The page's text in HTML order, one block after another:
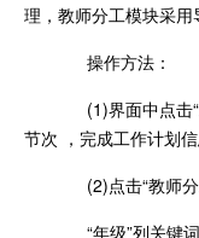
理，教师分工模块采用
操作方法：
(1)界面中点击“
节次 ，完成工作计划信
(2)点击“教师分
“年级”列关键